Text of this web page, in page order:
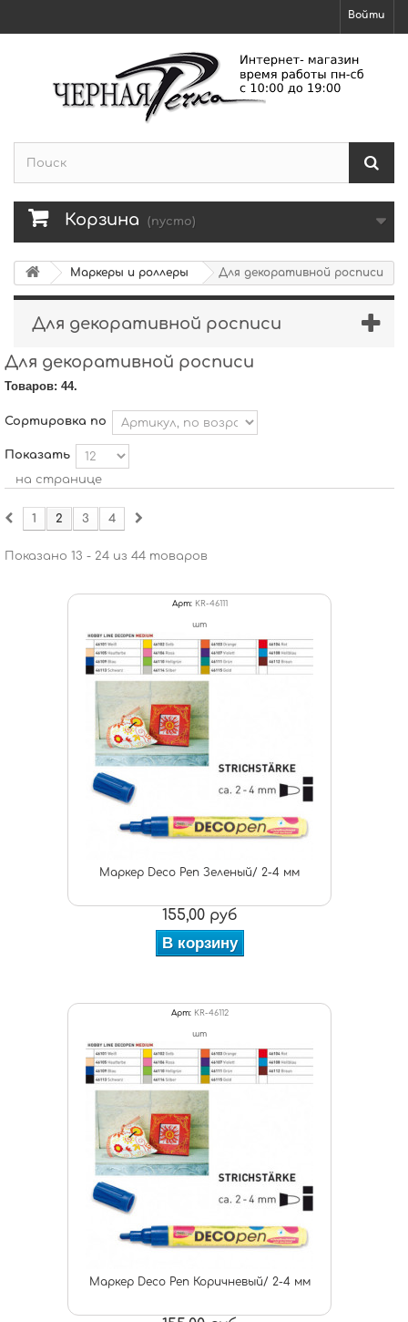
Войти
Корзина (пусто)
Маркеры и роллеры Для декоративной росписи
Для декоративной росписи
Для декоративной росписи
Товаров: 44.
Сортировка по
Показать
на странице
1 2 3 4
Показано 13 - 24 из 44 товаров
Арт: KR-46111
шт
Маркер Deco Pen Зеленый/ 2-4 мм
155,00 руб
В корзину
Арт: KR-46112
шт
Маркер Deco Pen Коричневый/ 2-4 мм